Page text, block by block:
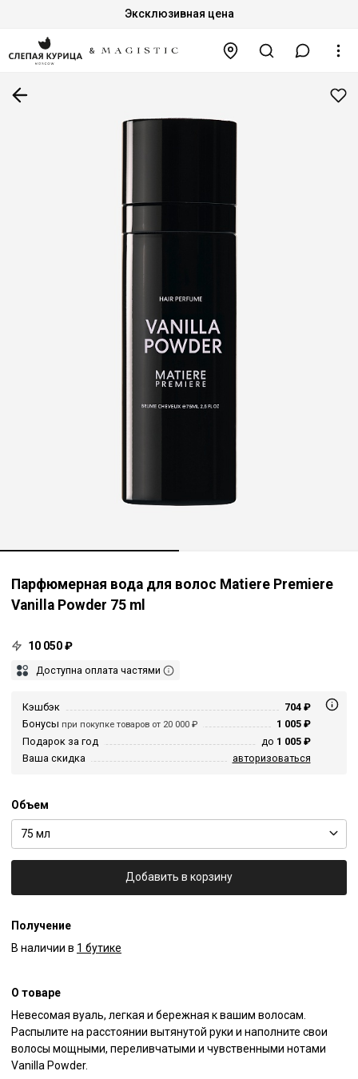
Эксклюзивная цена
Парфюмерная вода для волос Matiere Premiere
Vanilla Powder 75 ml
10 050 ₽
Доступна оплата частями
Кэшбэк
704 ₽
Бонусы при покупке товаров от 20 000 ₽
1 005 ₽
Подарок за год
до 1 005 ₽
Ваша скидка
авторизоваться
Объем
75 мл
Добавить в корзину
Получение
В наличии в 1 бутике
О товаре
Невесомая вуаль, легкая и бережная к вашим волосам.
Распылите на расстоянии вытянутой руки и наполните свои
волосы мощными, переливчатыми и чувственными нотами
Vanilla Powder.